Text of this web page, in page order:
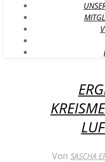
Von SASCHA